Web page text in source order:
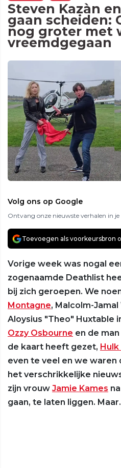
Steven Kazàn
gaan scheiden:
nog groter met
vreemdgegaan
Volg ons op Google
Ontvang onze nieuwste verhalen in je
Toevoegen als voorkeursbron
Vorige week was nogal
zogenaamde Deathlist
bij zich geroepen. We
Montagne, Malcolm-
Aloysius "Theo" Huxtable
Ozzy Osbourne en de
de kaart heeft gezet, Hulk
even te veel en we waren
het verschrikkelijke
zijn vrouw Jamie Kames
gaan, te laten liggen.